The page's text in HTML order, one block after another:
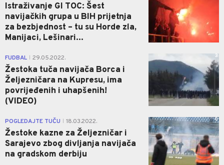
Istraživanje GI TOC: Šest
navijačkih grupa u BIH prijetnja
za bezbjednost – tu su Horde zla,
Manijaci, Lešinari...
FUDBAL 29.05.2022.
Žestoka tuča navijača Borca i
Željezničara na Kupresu, ima
povrijeđenih i uhapšenih!
(VIDEO)
3
POGLEDAJTE TUČU 18.03.2022.
Žestoke kazne za Željezničar i
Sarajevo zbog divljanja navijača
na gradskom derbiju
0